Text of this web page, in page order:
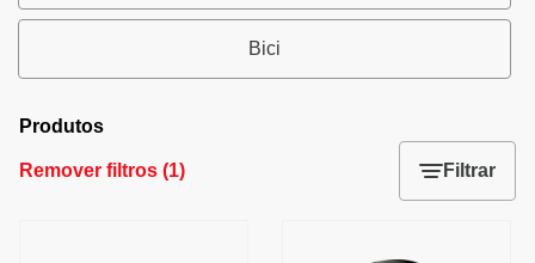
Bici
Produtos
Remover filtros (1) Filtrar